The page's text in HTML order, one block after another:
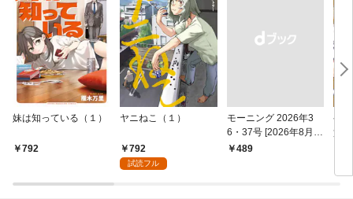
妹は知っている（１）
792
ヤニねこ（１）
792
試読フル
モーニング 2026年3
6・37号 [2026年8月6
日発売]
￥489
ゲ
貴
し